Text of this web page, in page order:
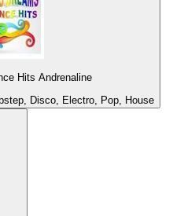
Hits Andrenaline
Disco, Electro, Pop, House